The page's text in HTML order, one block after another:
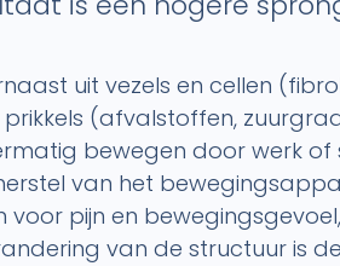
uit vezels en cellen
(afvalstoffen,
bewegen door werk of
van het
pijn en
van de structuur is